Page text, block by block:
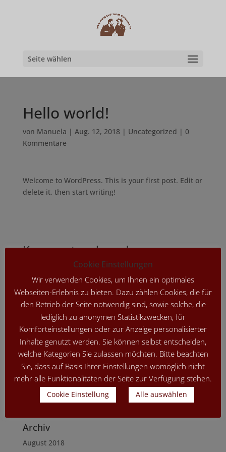
Seite wählen
Hello world!
von Manuela | Aug. 12, 2018 | Uncategorized | 0
Kommentare
Welcome to WordPress. This is your first post. Edit or
delete it, then start writing!
Kommentar absenden
angemeldetsein, um einen Kommentar
abzugeben.
Neueste Beiträge
Hello world!
Neueste Kommentare
Archiv
August 2018
Cookie Einstellungen
Wir verwenden Cookies, um Ihnen ein optimales
Webseiten-Erlebnis zu bieten. Dazu zählen Cookies, die für
den Betrieb der Seite notwendig sind, sowie solche, die
lediglich zu anonymen Statistikzwecken, für
Komforteinstellungen oder zur Anzeige personalisierter
Inhalte genutzt werden. Sie können selbst entscheiden,
welche Kategorien Sie zulassen möchten. Bitte beachten
Sie, dass auf Basis Ihrer Einstellungen womöglich nicht
mehr alle Funktionalitäten der Seite zur Verfügung stehen.
Cookie Einstellung Alle auswählen